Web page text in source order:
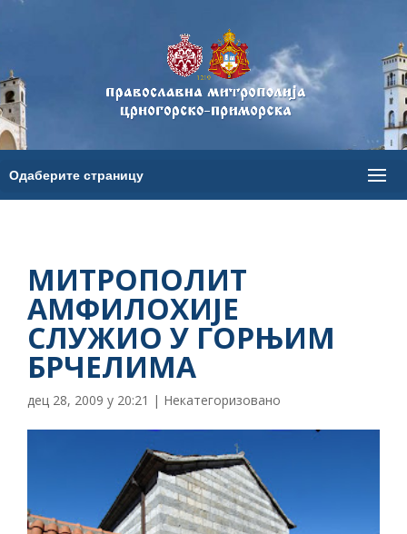
МИТРОПОЛИТ
АМФИЛОХИЈЕ
СЛУЖИО У ГОРЊИМ
БРЧЕЛИМА
дец 28, 2009 у 20:21 | Некатегоризовано